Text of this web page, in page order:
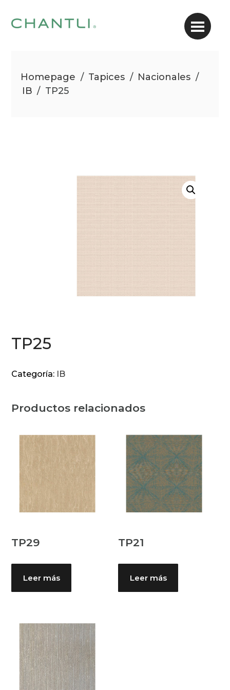
Homepage / Tapices / Nacionales /
IB / TP25
TP25
Categoría: IB
Productos relacionados
TP29
Leer más
TP21
Leer más